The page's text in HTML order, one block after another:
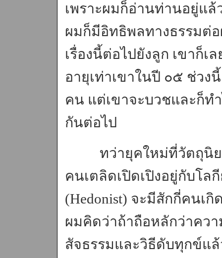
เพราะผมก็อ่านท่านอยู่แ
ผมก็มีอิทธิพลทางธรรมต่
เรื่องนี้ต่อไปยังลูก เขาก็เ
อายุเท่าเขาในปี ๐๕ ช่ว
คน แต่เขาจะบวชและก็ท
กันต่อไป
ทว่ายุคใหม่ที่วัตถุนิยม
คนเตลิดเปิดเปิงอยู่กับโ
(Hedonist) จะมีสักกี่คนเ
ผมคิดว่าถ้าถือหลักว่าคว
สัจธรรมและวิธีดับทุกข์แ